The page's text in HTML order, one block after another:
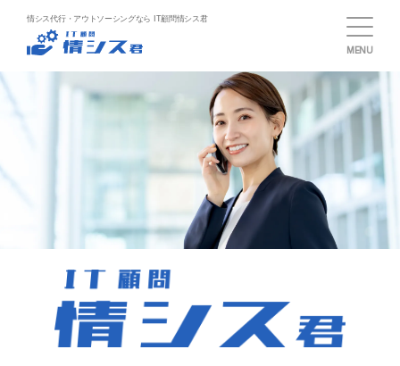
情シス代行・アウトソーシングなら IT顧問情シス君
MENU